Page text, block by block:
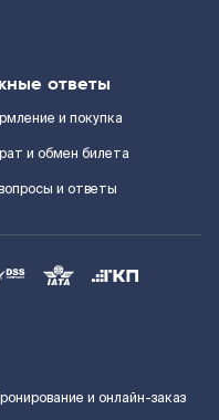
ответы
и покупка
и обмен билета
и ответы
и онлайн-заказ